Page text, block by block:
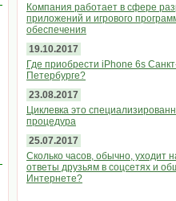
Компания работает в сфере
приложений и игрового
обеспечения
19.10.2017
Где приобрести iPhone 6s
Петербурге?
23.08.2017
Циклевка это
процедура
25.07.2017
Сколько часов, обычно, уходит
ответы друзьям в соцсетях и
Интернете?